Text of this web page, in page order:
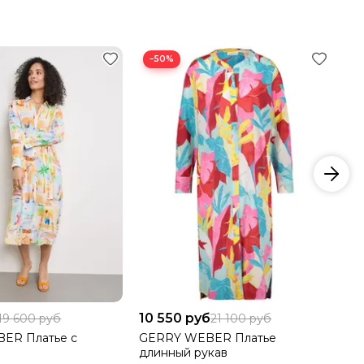
600 руб
Платье с
−50%
10 550 руб21 100 руб
GERRY WEBER Платье
длинный рукав